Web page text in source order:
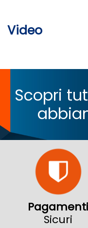
Video
Scopri
Pagamenti
Sicuri